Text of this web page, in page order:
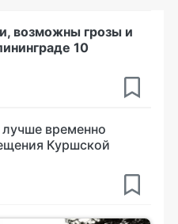
возможны грозы и
10
временно
Куршской